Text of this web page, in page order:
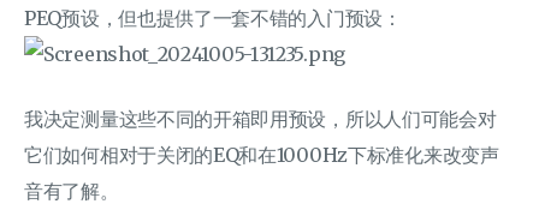
PEQ预设，但也提供了一套不错的入门预设：
我决定测量这些不同的开箱即用预设，所以人们可能会对
它们如何相对于关闭的EQ和在1000Hz下标准化来改变声
音有了解。